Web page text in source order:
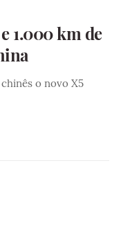
1.000 km de
o novo X5